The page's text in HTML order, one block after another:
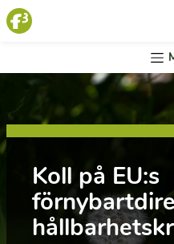
Koll på EU:s